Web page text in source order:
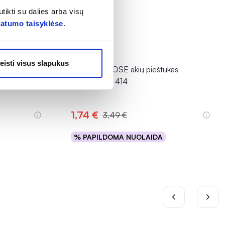
su dalies arba visų
taisyklėse.
visus slapukus
-50%
GOLDEN ROSE akių pieštukas
DREAM, Nr. 414
1,74 € 3,49 €
% PAPILDOMA NUOLAIDA
Į krepšelį